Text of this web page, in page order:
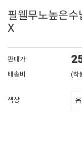
필웰무노높은
X
판매가
배송비
(착
색상